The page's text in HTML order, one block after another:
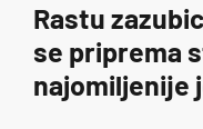
Rastu
se priprema
najomiljenije